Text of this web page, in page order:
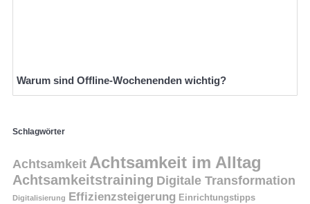
Warum sind Offline-Wochenenden wichtig?
Schlagwörter
Achtsamkeit Achtsamkeit im Alltag
Achtsamkeitstraining Digitale Transformation
Digitalisierung Effizienzsteigerung Einrichtungstipps